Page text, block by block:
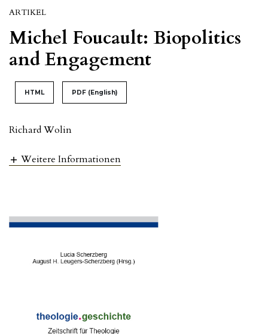
ARTIKEL
Michel Foucault: Biopolitics
and Engagement
HTML PDF (English)
Richard Wolin
Weitere Informationen